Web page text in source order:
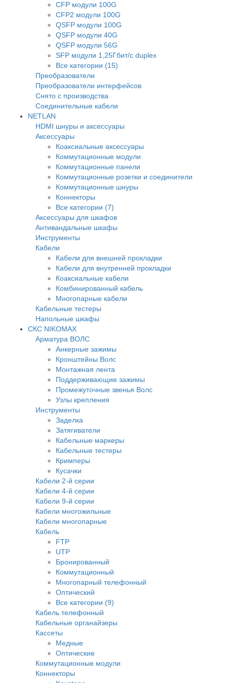
CFP модули 100G
CFP2 модули 100G
QSFP модули 100G
QSFP модули 40G
QSFP модули 56G
SFP модули 1,25Гбит/с duplex
Все категории (15)
Преобразователи
Преобразователи интерфейсов
Снято с производства
Соединительные кабели
NETLAN
HDMI шнуры и аксессуары
Аксессуары
Коаксиальные аксессуары
Коммутационные модули
Коммутационные панели
Коммутационные розетки и соединители
Коммутационные шнуры
Коннекторы
Все категории (7)
Аксессуары для шкафов
Антивандальные шкафы
Инструменты
Кабели
Кабели для внешней прокладки
Кабели для внутренней прокладки
Коаксиальные кабели
Комбинированный кабель
Многопарные кабели
Кабельные тестеры
Напольные шкафы
СКС NIKOMAX
Арматура ВОЛС
Анкерные зажимы
Кронштейны Волс
Монтажная лента
Поддерживающие зажимы
Промежуточные звенья Волс
Узлы крепления
Инструменты
Заделка
Затягиватели
Кабельные маркеры
Кабельные тестеры
Кримперы
Кусачки
Кабели 2-й серии
Кабели 4-й серии
Кабели 9-й серии
Кабели многожильные
Кабели многопарные
Кабель
FTP
UTP
Бронированный
Коммутационный
Многопарный телефонный
Оптический
Все категории (9)
Кабель телефонный
Кабельные органайзеры
Кассеты
Медные
Оптические
Коммутационные модули
Коннекторы